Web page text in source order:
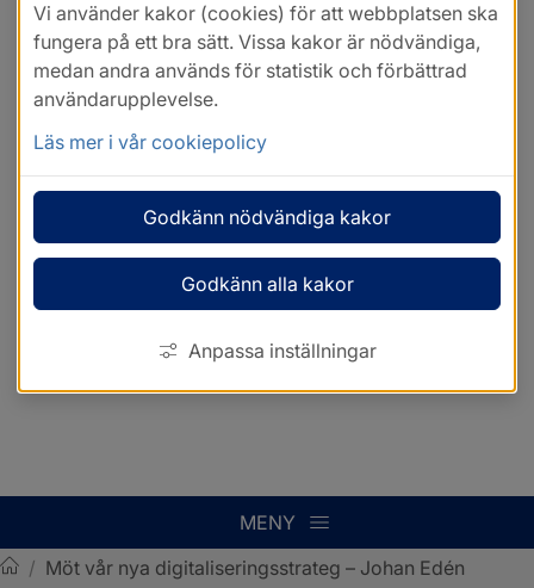
MENY
/ Möt vår nya digitaliseringsstrateg – Johan Edén
Vi använder kakor (cookies) för att webbplatsen ska
fungera på ett bra sätt. Vissa kakor är nödvändiga,
medan andra används för statistik och förbättrad
användarupplevelse.
Läs mer i vår cookiepolicy
Godkänn nödvändiga kakor
Godkänn alla kakor
Anpassa inställningar